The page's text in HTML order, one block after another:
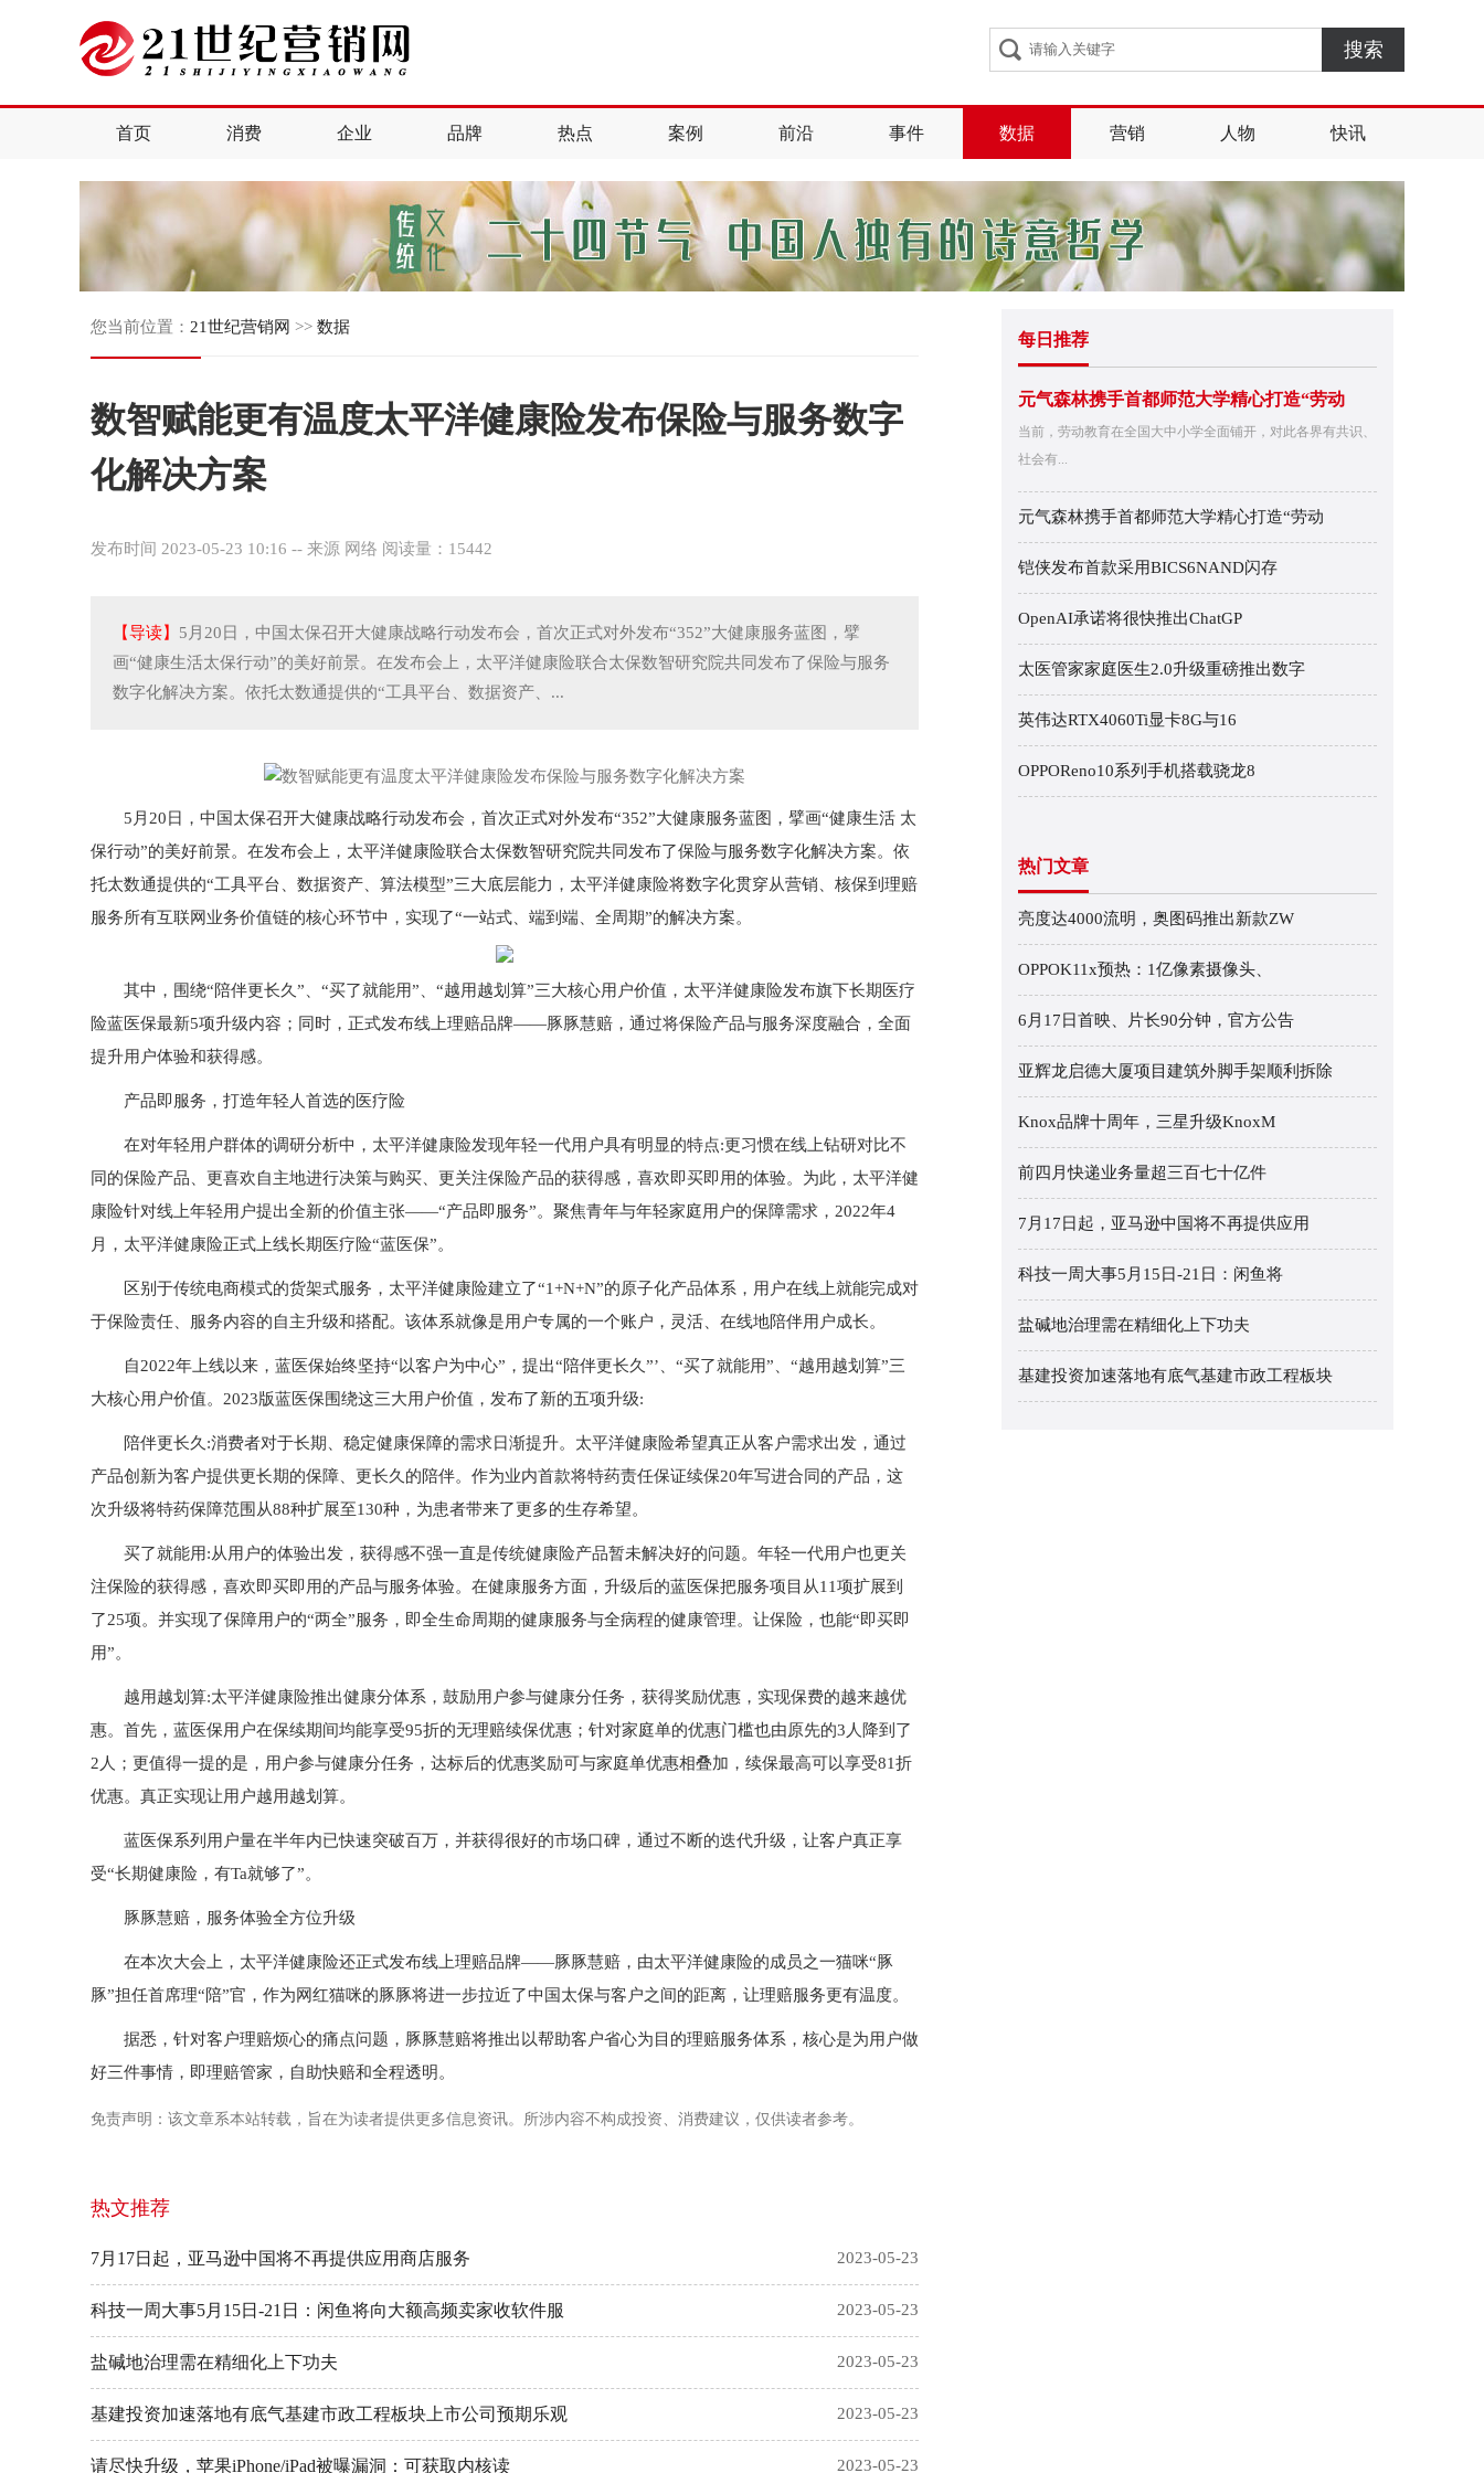
搜索
首页 消费 企业 品牌 热点 案例 前沿 事件 数据 营销 人物 快讯
您当前位置： 21世纪营销网 >> 数据
数智赋能更有温度太平洋健康险发布保险与服务数字
化解决方案
发布时间 2023-05-23 10:16 -- 来源 网络 阅读量：15442
【导读】 5月20日，中国太保召开大健康战略行动发布会，首次正式对外发布“352”大健康服务蓝图，擘
画“健康生活太保行动”的美好前景。在发布会上，太平洋健康险联合太保数智研究院共同发布了保险与服务
数字化解决方案。依托太数通提供的“工具平台、数据资产、...
5月20日，中国太保召开大健康战略行动发布会，首次正式对外发布“352”大健康服务蓝图，擘画“健康生活 太
保行动”的美好前景。在发布会上，太平洋健康险联合太保数智研究院共同发布了保险与服务数字化解决方案。依
托太数通提供的“工具平台、数据资产、算法模型”三大底层能力，太平洋健康险将数字化贯穿从营销、核保到理赔
服务所有互联网业务价值链的核心环节中，实现了“一站式、端到端、全周期”的解决方案。
其中，围绕“陪伴更长久”、“买了就能用”、“越用越划算”三大核心用户价值，太平洋健康险发布旗下长期医疗
险蓝医保最新5项升级内容；同时，正式发布线上理赔品牌——豚豚慧赔，通过将保险产品与服务深度融合，全面
提升用户体验和获得感。
产品即服务，打造年轻人首选的医疗险
在对年轻用户群体的调研分析中，太平洋健康险发现年轻一代用户具有明显的特点:更习惯在线上钻研对比不
同的保险产品、更喜欢自主地进行决策与购买、更关注保险产品的获得感，喜欢即买即用的体验。为此，太平洋健
康险针对线上年轻用户提出全新的价值主张——“产品即服务”。聚焦青年与年轻家庭用户的保障需求，2022年4
月，太平洋健康险正式上线长期医疗险“蓝医保”。
区别于传统电商模式的货架式服务，太平洋健康险建立了“1+N+N”的原子化产品体系，用户在线上就能完成对
于保险责任、服务内容的自主升级和搭配。该体系就像是用户专属的一个账户，灵活、在线地陪伴用户成长。
自2022年上线以来，蓝医保始终坚持“以客户为中心”，提出“陪伴更长久”’、“买了就能用”、“越用越划算”三
大核心用户价值。2023版蓝医保围绕这三大用户价值，发布了新的五项升级:
陪伴更长久:消费者对于长期、稳定健康保障的需求日渐提升。太平洋健康险希望真正从客户需求出发，通过
产品创新为客户提供更长期的保障、更长久的陪伴。作为业内首款将特药责任保证续保20年写进合同的产品，这
次升级将特药保障范围从88种扩展至130种，为患者带来了更多的生存希望。
买了就能用:从用户的体验出发，获得感不强一直是传统健康险产品暂未解决好的问题。年轻一代用户也更关
注保险的获得感，喜欢即买即用的产品与服务体验。在健康服务方面，升级后的蓝医保把服务项目从11项扩展到
了25项。并实现了保障用户的“两全”服务，即全生命周期的健康服务与全病程的健康管理。让保险，也能“即买即
用”。
越用越划算:太平洋健康险推出健康分体系，鼓励用户参与健康分任务，获得奖励优惠，实现保费的越来越优
惠。首先，蓝医保用户在保续期间均能享受95折的无理赔续保优惠；针对家庭单的优惠门槛也由原先的3人降到了
2人；更值得一提的是，用户参与健康分任务，达标后的优惠奖励可与家庭单优惠相叠加，续保最高可以享受81折
优惠。真正实现让用户越用越划算。
蓝医保系列用户量在半年内已快速突破百万，并获得很好的市场口碑，通过不断的迭代升级，让客户真正享
受“长期健康险，有Ta就够了”。
豚豚慧赔，服务体验全方位升级
在本次大会上，太平洋健康险还正式发布线上理赔品牌——豚豚慧赔，由太平洋健康险的成员之一猫咪“豚
豚”担任首席理“陪”官，作为网红猫咪的豚豚将进一步拉近了中国太保与客户之间的距离，让理赔服务更有温度。
据悉，针对客户理赔烦心的痛点问题，豚豚慧赔将推出以帮助客户省心为目的理赔服务体系，核心是为用户做
好三件事情，即理赔管家，自助快赔和全程透明。
免责声明：该文章系本站转载，旨在为读者提供更多信息资讯。所涉内容不构成投资、消费建议，仅供读者参考。
热文推荐
7月17日起，亚马逊中国将不再提供应用商店服务 2023-05-23
科技一周大事5月15日-21日：闲鱼将向大额高频卖家收软件服 2023-05-23
盐碱地治理需在精细化上下功夫 2023-05-23
基建投资加速落地有底气基建市政工程板块上市公司预期乐观 2023-05-23
请尽快升级，苹果iPhone/iPad被曝漏洞：可获取内核读 2023-05-23
每日推荐
元气森林携手首都师范大学精心打造“劳动
当前，劳动教育在全国大中小学全面铺开，对此各界有共识、
社会有...
元气森林携手首都师范大学精心打造“劳动
铠侠发布首款采用BICS6NAND闪存
OpenAI承诺将很快推出ChatGP
太医管家家庭医生2.0升级重磅推出数字
英伟达RTX4060Ti显卡8G与16
OPPOReno10系列手机搭载骁龙8
热门文章
亮度达4000流明，奥图码推出新款ZW
OPPOK11x预热：1亿像素摄像头、
6月17日首映、片长90分钟，官方公告
亚辉龙启德大厦项目建筑外脚手架顺利拆除
Knox品牌十周年，三星升级KnoxM
前四月快递业务量超三百七十亿件
7月17日起，亚马逊中国将不再提供应用
科技一周大事5月15日-21日：闲鱼将
盐碱地治理需在精细化上下功夫
基建投资加速落地有底气基建市政工程板块